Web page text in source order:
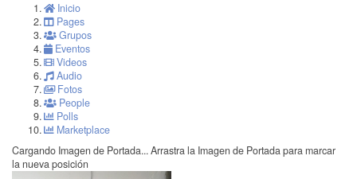
Inicio
Pages
Grupos
Eventos
Videos
Audio
Fotos
People
Polls
Marketplace
Cargando Imagen de Portada... Arrastra la Imagen de Portada para marcar
la nueva posición